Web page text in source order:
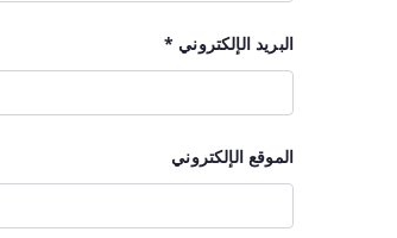
البريد الإلكتروني *
الموقع الإلكتروني